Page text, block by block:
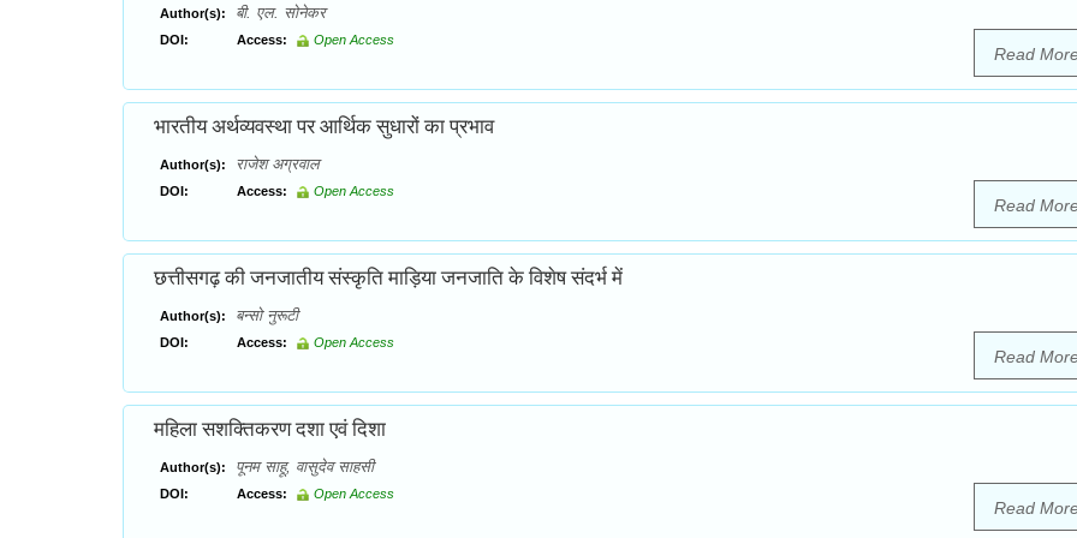
Author(s): बी. एल. सोनेकर
DOI: Access: Open Access
Read
भारतीय अर्थव्यवस्था पर आर्थिक सुधारों का प्रभाव
Author(s): राजेश अग्रवाल
DOI: Access: Open Access
Read
छत्तीसगढ़ की जनजातीय संस्कृति माड़िया जनजाति के विशेष संदर्भ में
Author(s): बन्सो नुरूटी
DOI: Access: Open Access
Read
महिला सशक्तिकरण दशा एवं दिशा
Author(s): पूनम साहू, वासुदेव साहसी
DOI: Access: Open Access
Read